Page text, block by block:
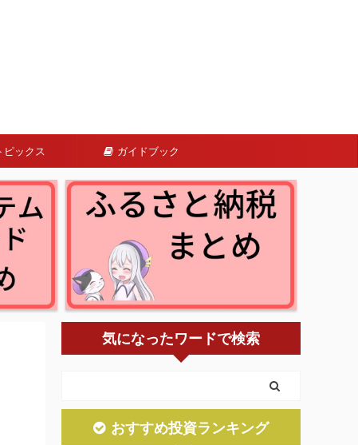
ピックス ガイドブック
気になったワードで検索
おすすめ投資ランキング